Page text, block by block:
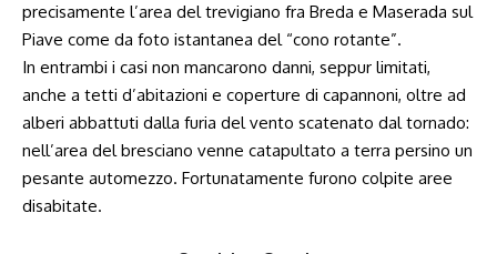
precisamente l’area del trevigiano fra Breda e Maserada sul
Piave come da foto istantanea del “cono rotante”.
In entrambi i casi non mancarono danni, seppur limitati,
anche a tetti d’abitazioni e coperture di capannoni, oltre ad
alberi abbattuti dalla furia del vento scatenato dal tornado:
nell’area del bresciano venne catapultato a terra persino un
pesante automezzo. Fortunatamente furono colpite aree
disabitate.